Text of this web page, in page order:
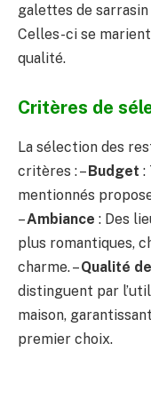
galettes de
Celles-ci se
qualité.
Critères de
La sélection des
critères : –Budget :
mentionnés
–Ambiance : Des
plus romantiques,
charme. –Qualité
distinguent par
maison,
premier choix.